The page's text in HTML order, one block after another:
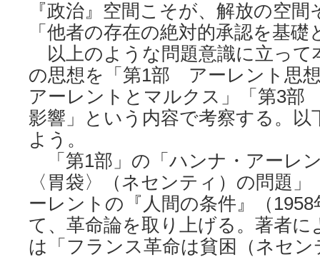
『政治』空間こそが、解放の空
「他者の存在の絶対的承認を基
以上のような問題意識に立って
の思想を「第1部 アーレント思
アーレントとマルクス」「第3
影響」という内容で考察する。以
よう。
「第1部」の「ハンナ・アーレ
〈胃袋〉（ネセンティ）の問題
ーレントの『人間の条件』（
て、革命論を取り上げる。著者
は「フランス革命は貧困（ネセ